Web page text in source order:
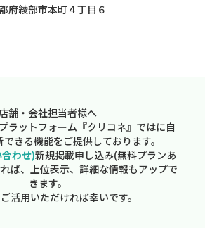
府綾部市本町４丁目６
店舗・会社担当者様へ
ラットフォーム『クリコネ』ではに自
きる機能をご提供しております。
わせ)新規掲載申し込み(無料プランあ
ば、上位表示、詳細な情報もアップで
きます。
活用いただければ幸いです。